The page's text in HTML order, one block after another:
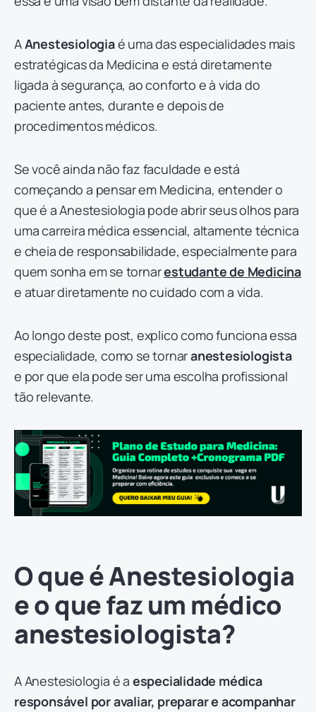
AAnestesiologiaé uma das especialidades mais
estratégicas da Medicina e está diretamente
ligada à segurança, ao conforto e à vida do
paciente antes, durante e depois de
procedimentos médicos.
Se você ainda não faz faculdade e está
começando a pensar em Medicina, entender o
que é a Anestesiologia pode abrir seus olhos para
uma carreira médica essencial, altamente técnica
e cheia de responsabilidade, especialmente para
quem sonha em se tornarestudante de Medicina
e atuar diretamente no cuidado com a vida.
Ao longo deste post, explico como funciona essa
especialidade, como se tornaranestesiologista
e por que ela pode ser uma escolha profissional
tão relevante.
O que é Anestesiologia
e o que faz um médico
anestesiologista?
A Anestesiologia é a especialidade médica
responsável por avaliar, preparar e acompanhar